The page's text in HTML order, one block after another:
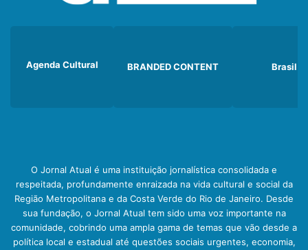
Agenda Cultural BRANDED CONTENT Brasil
O Jornal Atual é uma instituição jornalística consolidada e
respeitada, profundamente enraizada na vida cultural e social da
Região Metropolitana e da Costa Verde do Rio de Janeiro. Desde
sua fundação, o Jornal Atual tem sido uma voz importante na
comunidade, cobrindo uma ampla gama de temas que vão desde a
política local e estadual até questões sociais urgentes, economia,